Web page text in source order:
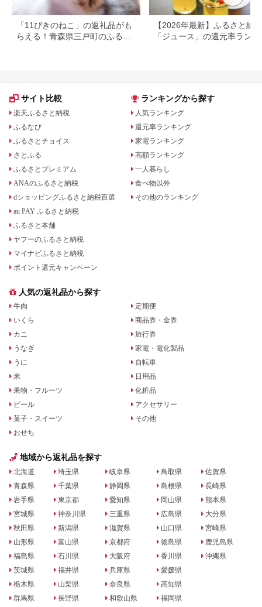
「11ぴきのねこ」の返礼品がも
らえる！青森県三戸町のふるさ
【2026年最新】ふるさと納税
「ジュース」の還元率ラン
サイト比較
楽天ふるさと納税
ふるなび
ふるさとチョイス
さとふる
ふるさとプレミアム
ANAのふるさと納税
dショッピングふるさと納税百選
au PAY ふるさと納税
ふるさと本舗
ヤフーのふるさと納税
マイナビふるさと納税
ポイント還元キャンペーン
ランキングから探す
人気ランキング
還元率ランキング
家電ランキング
高額ランキング
一人暮らし
食べ物以外
その他のランキング
人気の返礼品から探す
牛肉
いくら
カニ
うなぎ
うに
米
果物・フルーツ
ビール
菓子・スイーツ
おせち
定期便
商品券・金券
旅行券
家電・電化製品
自転車
日用品
化粧品
アクセサリー
その他
地域から返礼品を探す
北海道
青森県
岩手県
宮城県
秋田県
山形県
福島県
茨城県
栃木県
群馬県
埼玉県
千葉県
東京都
神奈川県
新潟県
富山県
石川県
福井県
山梨県
長野県
岐阜県
静岡県
愛知県
三重県
滋賀県
京都府
大阪府
兵庫県
奈良県
和歌山県
鳥取県
島根県
岡山県
広島県
山口県
徳島県
香川県
愛媛県
高知県
福岡県
佐賀県
長崎県
熊本県
大分県
宮崎県
鹿児島県
沖縄県